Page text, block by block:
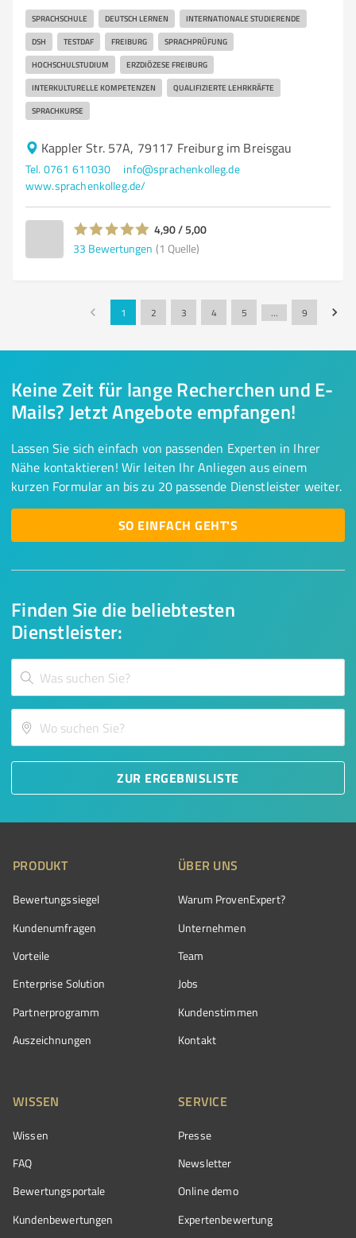
SPRACHSCHULE DEUTSCH LERNEN INTERNATIONALE STUDIERENDE
DSH TESTDAF FREIBURG SPRACHPRÜFUNG
HOCHSCHULSTUDIUM ERZDIÖZESE FREIBURG
INTERKULTURELLE KOMPETENZEN QUALIFIZIERTE LEHRKRÄFTE
SPRACHKURSE
Kappler Str. 57A, 79117 Freiburg im Breisgau
Tel. 0761 611030
info@sprachenkolleg.de
www.sprachenkolleg.de/
4,90 / 5,00
33 Bewertungen (1 Quelle)
1 2 3 4 5 … 9
Finden Sie die beliebtesten
Dienstleister:
ZUR ERGEBNISLISTE
Keine Zeit für lange Recherchen und E-
Mails? Jetzt Angebote empfangen!
Lassen Sie sich einfach von passenden Experten in Ihrer
Nähe kontaktieren! Wir leiten Ihr Anliegen aus einem
kurzen Formular an bis zu 20 passende Dienstleister weiter.
SO EINFACH GEHT'S
PRODUKT
Bewertungssiegel
Kundenumfragen
Vorteile
Enterprise Solution
Partnerprogramm
Auszeichnungen
ÜBER UNS
Warum ProvenExpert?
Unternehmen
Team
Jobs
Kundenstimmen
Kontakt
WISSEN
Wissen
FAQ
Bewertungsportale
Kundenbewertungen
SERVICE
Presse
Newsletter
Online demo
Expertenbewertung